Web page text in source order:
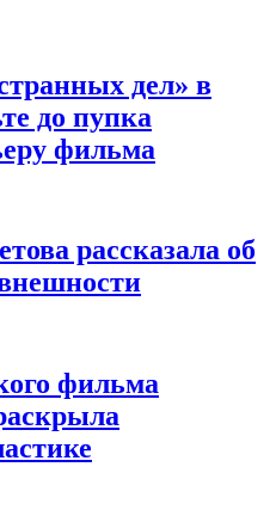
дел» в
до пупка
фильма
рассказала об
фильма